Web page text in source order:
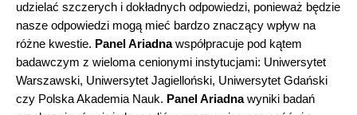
udzielać szczerych i dokładnych odpowiedzi, ponieważ będzie
nasze odpowiedzi mogą mieć bardzo znaczący wpływ na
różne kwestie. Panel Ariadna współpracuje pod kątem
badawczym z wieloma cenionymi instytucjami: Uniwersytet
Warszawski, Uniwersytet Jagielloński, Uniwersytet Gdański
czy Polska Akademia Nauk. Panel Ariadna wyniki badań